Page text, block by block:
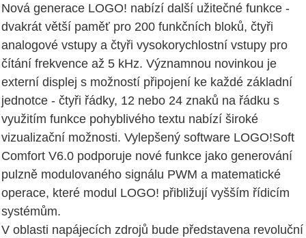
Nová generace LOGO! nabízí další užitečné funkce -
dvakrát větší paměť pro 200 funkčních bloků, čtyři
analogové vstupy a čtyři vysokorychlostní vstupy pro
čítání frekvence až 5 kHz. Významnou novinkou je
externí displej s možností připojení ke každé základní
jednotce - čtyři řádky, 12 nebo 24 znaků na řádku s
využitím funkce pohyblivého textu nabízí široké
vizualizační možnosti. Vylepšený software LOGO!Soft
Comfort V6.0 podporuje nové funkce jako generování
pulzně modulovaného signálu PWM a matematické
operace, které modul LOGO! přibližují vyšším řídicím
systémům.
V oblasti napájecích zdrojů bude představena revoluční